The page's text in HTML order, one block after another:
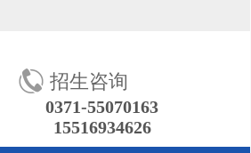
招生咨询
0371-55070163
15516934626